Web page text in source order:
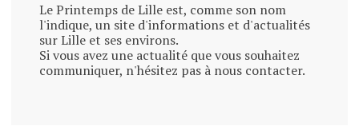
Le Printemps de Lille est, comme son nom
l'indique, un site d'informations et d'actualités
sur Lille et ses environs.
Si vous avez une actualité que vous souhaitez
communiquer, n'hésitez pas à nous contacter.